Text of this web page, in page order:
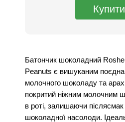
Батончик шоколадний
Peanuts є вишуканим
молочного шоколаду та
покритий ніжним молочним
в роті, залишаючи
шоколадної насолоди.